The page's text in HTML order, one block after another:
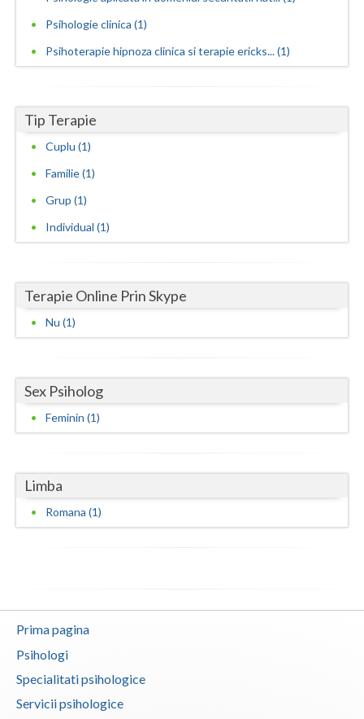
Teleorman
Tulcea
Valcea
Vaslui
Vrancea
Psihologie clinica (1)
Psihoterapie hipnoza clinica si terapie ericks... (1)
Tip Terapie
Cuplu (1)
Familie (1)
Grup (1)
Individual (1)
Terapie Online Prin Skype
Nu (1)
Sex Psiholog
Feminin (1)
Limba
Romana (1)
Prima pagina
Psihologi
Specialitati psihologice
Servicii psihologice